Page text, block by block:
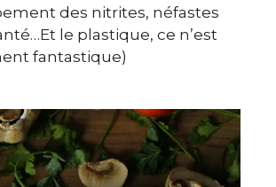
des nitrites, néfastes
le plastique, ce n’est
fantastique)